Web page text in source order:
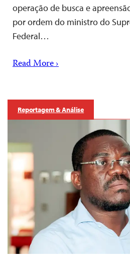
operação de busca e
por ordem do ministro do
Federal…
Read More ›
Reportagem & Análise